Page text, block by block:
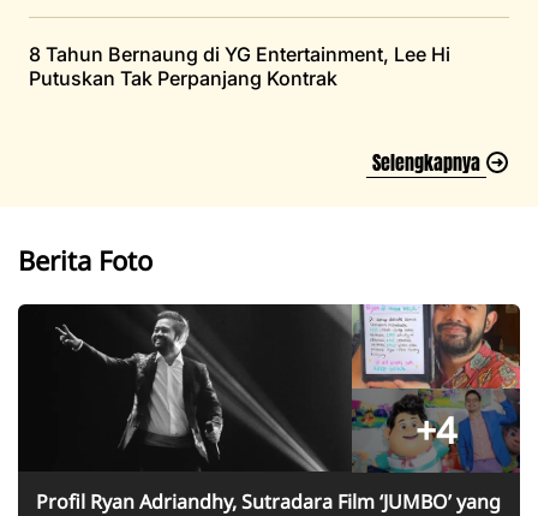
8 Tahun Bernaung di YG Entertainment, Lee Hi
Putuskan Tak Perpanjang Kontrak
Selengkapnya
Berita Foto
+4
Profil Ryan Adriandhy, Sutradara Film ‘JUMBO’ yang